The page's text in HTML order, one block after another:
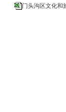
门头沟区文化和